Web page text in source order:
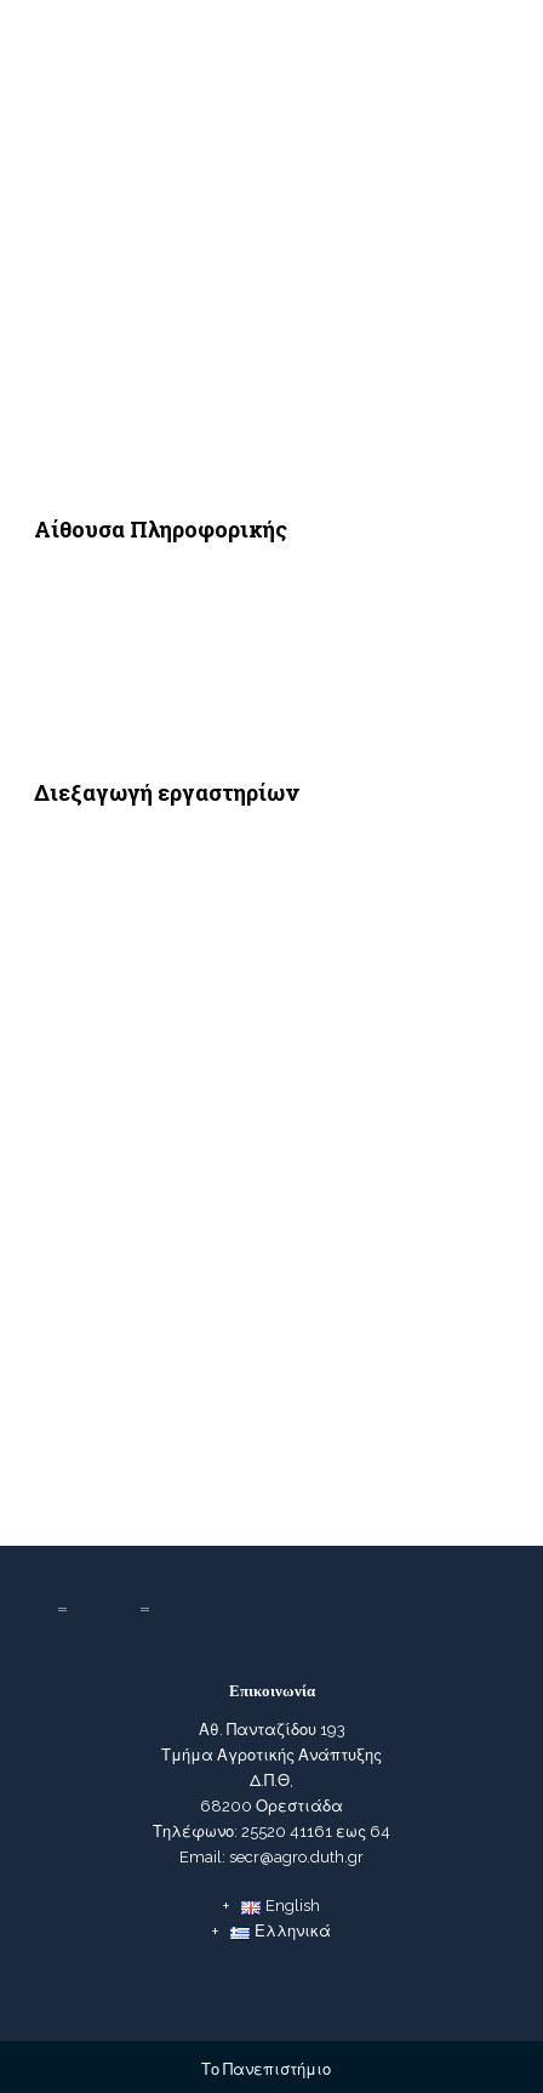
Αίθουσα Πληροφορικής
Διεξαγωγή εργαστηρίων
Επικοινωνία
Αθ. Πανταζίδου 193
Τμήμα Αγροτικής Ανάπτυξης
Δ.Π.Θ,
68200 Ορεστιάδα
Τηλέφωνο: 25520 41161 εως 64
Email: secr@agro.duth.gr
English
Ελληνικά
Το Πανεπιστήμιο